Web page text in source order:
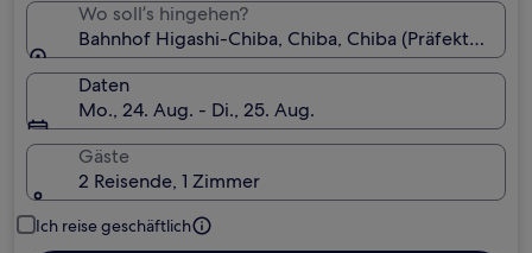
Wo soll’s hingehen?
Bahnhof Higashi-Chiba, Chiba, Chiba (Präfektur),
Daten
Mo., 24. Aug. - Di., 25. Aug.
Gäste
2 Reisende, 1 Zimmer
Ich reise geschäftlich